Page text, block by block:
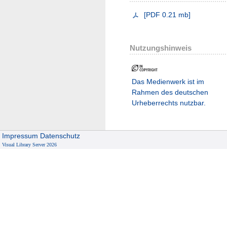
[PDF 0.21 mb]
Nutzungshinweis
Das Medienwerk ist im
Rahmen des deutschen
Urheberrechts nutzbar.
Impressum Datenschutz
Visual Library Server 2026